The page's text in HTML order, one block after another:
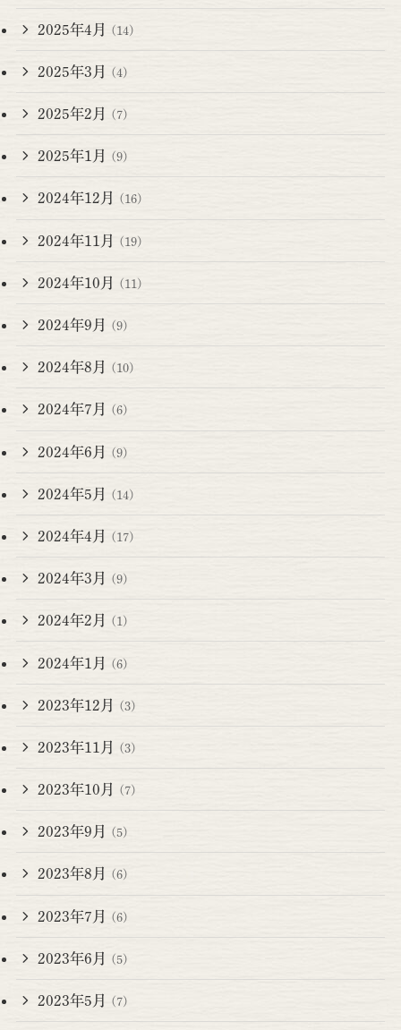
2025年4月 (14)
2025年3月 (4)
2025年2月 (7)
2025年1月 (9)
2024年12月 (16)
2024年11月 (19)
2024年10月 (11)
2024年9月 (9)
2024年8月 (10)
2024年7月 (6)
2024年6月 (9)
2024年5月 (14)
2024年4月 (17)
2024年3月 (9)
2024年2月 (1)
2024年1月 (6)
2023年12月 (3)
2023年11月 (3)
2023年10月 (7)
2023年9月 (5)
2023年8月 (6)
2023年7月 (6)
2023年6月 (5)
2023年5月 (7)